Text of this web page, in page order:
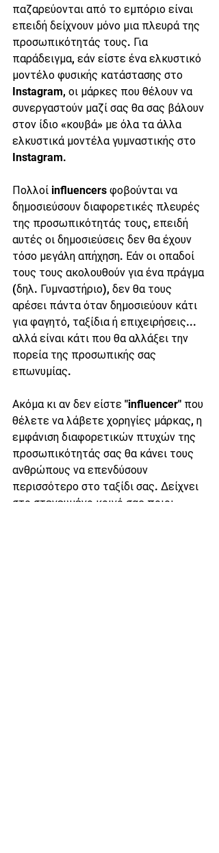
παζαρεύονται από το εμπόριο είναι
επειδή δείχνουν μόνο μια πλευρά της
προσωπικότητάς τους. Για
παράδειγμα, εάν είστε ένα ελκυστικό
μοντέλο φυσικής κατάστασης στο
Instagram, οι μάρκες που θέλουν να
συνεργαστούν μαζί σας θα σας βάλουν
στον ίδιο «κουβά» με όλα τα άλλα
ελκυστικά μοντέλα γυμναστικής στο
Instagram.
Πολλοί influencers φοβούνται να
δημοσιεύσουν διαφορετικές πλευρές
της προσωπικότητάς τους, επειδή
αυτές οι δημοσιεύσεις δεν θα έχουν
τόσο μεγάλη απήχηση. Εάν οι οπαδοί
τους τους ακολουθούν για ένα πράγμα
(δηλ. Γυμναστήριο), δεν θα τους
αρέσει πάντα όταν δημοσιεύουν κάτι
για φαγητό, ταξίδια ή επιχειρήσεις...
αλλά είναι κάτι που θα αλλάξει την
πορεία της προσωπικής σας
επωνυμίας.
Ακόμα κι αν δεν είστε "influencer" που
θέλετε να λάβετε χορηγίες μάρκας, η
εμφάνιση διαφορετικών πτυχών της
προσωπικότητάς σας θα κάνει τους
ανθρώπους να επενδύσουν
περισσότερο στο ταξίδι σας. Δείχνει
στο στενευμένο κοινό σας ποιοι